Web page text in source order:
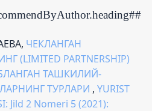
ЧЕКЛАНГАН
(LIMITED PARTNERSHIP)
ТАШКИЛИЙ-
ТУРЛАРИ , YURIST
Jild 2 Nomeri 5 (2021):